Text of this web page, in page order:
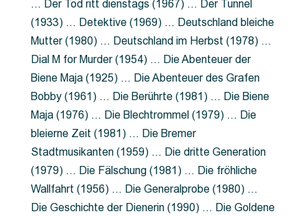
… Der Tod ritt dienstags (1967) … Der Tunnel
(1933) … Detektive (1969) … Deutschland bleiche
Mutter (1980) … Deutschland im Herbst (1978) …
Dial M for Murder (1954) … Die Abenteuer der
Biene Maja (1925) … Die Abenteuer des Grafen
Bobby (1961) … Die Berührte (1981) … Die Biene
Maja (1976) … Die Blechtrommel (1979) … Die
bleierne Zeit (1981) … Die Bremer
Stadtmusikanten (1959) … Die dritte Generation
(1979) … Die Fälschung (1981) … Die fröhliche
Wallfahrt (1956) … Die Generalprobe (1980) …
Die Geschichte der Dienerin (1990) … Die Goldene